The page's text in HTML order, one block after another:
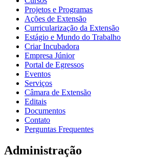
Projetos e Programas
Ações de Extensão
Curricularização da Extensão
Estágio e Mundo do Trabalho
Criar Incubadora
Empresa Júnior
Portal de Egressos
Eventos
Serviços
Câmara de Extensão
Editais
Documentos
Contato
Perguntas Frequentes
Administração